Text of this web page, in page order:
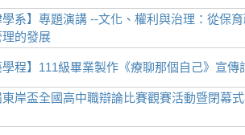
學系】專題演講 --文化、權利與治理：從保
理的發展
學程】111級畢業製作《療聊那個自己》宣傳
岸盃全國高中職辯論比賽觀賽活動暨閉幕